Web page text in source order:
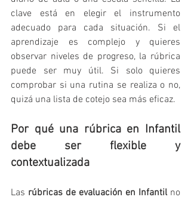
clave está en elegir el instrumento
adecuado para cada situación. Si el
aprendizaje es complejo y quieres
observar niveles de progreso, la rúbrica
puede ser muy útil. Si solo quieres
comprobar si una rutina se realiza o no,
quizá una lista de cotejo sea más eficaz.
Por qué una rúbrica en Infantil
debe ser flexible y
contextualizada
Las rúbricas de evaluación en Infantil no